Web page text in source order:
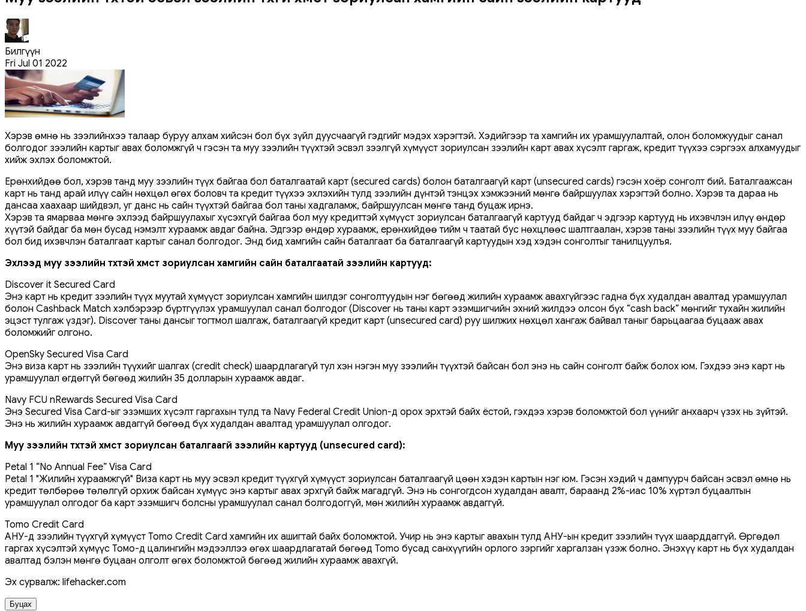
Билгүүн
Fri Jul 01 2022
Хэрэв өмнө нь зээлийнхээ талаар буруу алхам хийсэн бол бүх зүйл дуусчаагүй гэдгийг мэдэх хэрэгтэй. Хэдийгээр та хамгийн их урамшуулалтай, олон боломжуудыг санал
болгодог зээлийн картыг авах боломжгүй ч гэсэн та муу зээлийн түүхтэй эсвэл зээлгүй хүмүүст зориулсан зээлийн карт авах хүсэлт гаргаж, кредит түүхээ сэргээх алхамуудыг
хийж эхлэх боломжтой.
Ерөнхийдөө бол, хэрэв танд муу зээлийн түүх байгаа бол баталгаатай карт (secured cards) болон баталгаагүй карт (unsecured cards) гэсэн хоёр сонголт бий. Баталгаажсан
карт нь танд арай илүү сайн нөхцөл өгөх боловч та кредит түүхээ эхлэхийн тулд зээлийн дүнтэй тэнцэх хэмжээний мөнгө байршуулах хэрэгтэй болно. Хэрэв та дараа нь
дансаа хаахаар шийдвэл, уг данс нь сайн түүхтэй байгаа бол таны хадгаламж, байршуулсан мөнгө танд буцаж ирнэ.
Хэрэв та ямарваа мөнгө эхлээд байршуулахыг хүсэхгүй байгаа бол муу кредиттэй хүмүүст зориулсан баталгаагүй картууд байдаг ч эдгээр картууд нь ихэвчлэн илүү өндөр
хүүтэй байдаг ба мөн бусад нэмэлт хураамж авдаг байна. Эдгээр өндөр хураамж, ерөнхийдөө тийм ч таатай бус нөхцлөөс шалтгаалан, хэрэв таны зээлийн түүх муу байгаа
бол бид ихэвчлэн баталгаат картыг санал болгодог. Энд бид хамгийн сайн баталгаат ба баталгаагүй картуудын хэд хэдэн сонголтыг танилцуулъя.
Эхлээд муу зээлийн түүхтэй хүмүүст зориулсан хамгийн сайн баталгаатай зээлийн картууд:
Discover it Secured Card
Энэ карт нь кредит зээлийн түүх муутай хүмүүст зориулсан хамгийн шилдэг сонголтуудын нэг бөгөөд жилийн хураамж авахгүйгээс гадна бүх худалдан авалтад урамшуулал
болон Cashback Match хэлбэрээр бүртгүүлэх урамшуулал санал болгодог (Discover нь таны карт эзэмшигчийн эхний жилдээ олсон бүх “cash back” мөнгийг тухайн жилийн
эцэст тулгаж үздэг). Discover таны дансыг тогтмол шалгаж, баталгаагүй кредит карт (unsecured card) руу шилжих нөхцөл хангаж байвал таныг барьцаагаа буцааж авах
боломжийг олгоно.
OpenSky Secured Visa Card
Энэ виза карт нь зээлийн түүхийг шалгах (credit check) шаардлагагүй тул хэн нэгэн муу зээлийн түүхтэй байсан бол энэ нь сайн сонголт байж болох юм. Гэхдээ энэ карт нь
урамшуулал өгдөггүй бөгөөд жилийн 35 долларын хураамж авдаг.
Navy FCU nRewards Secured Visa Card
Энэ Secured Visa Card-ыг эзэмших хүсэлт гаргахын тулд та Navy Federal Credit Union-д орох эрхтэй байх ёстой, гэхдээ хэрэв боломжтой бол үүнийг анхаарч үзэх нь зүйтэй.
Энэ нь жилийн хураамж авдаггүй бөгөөд бүх худалдан авалтад урамшуулал олгодог.
Муу зээлийн түүхтэй хүмүүст зориулсан баталгаагүй зээлийн картууд (unsecured card):
Petal 1 “No Annual Fee” Visa Card
Petal 1 "Жилийн хураамжгүй" Виза карт нь муу эсвэл кредит түүхгүй хүмүүст зориулсан баталгаагүй цөөн хэдэн картын нэг юм. Гэсэн хэдий ч дампуурч байсан эсвэл өмнө нь
кредит төлбөрөө төлөлгүй орхиж байсан хүмүүс энэ картыг авах эрхгүй байж магадгүй. Энэ нь сонгогдсон худалдан авалт, бараанд 2%-иас 10% хүртэл буцаалтын
урамшуулал олгодог ба карт эзэмшигч болсны урамшуулал санал болгодоггүй, мөн жилийн хураамж авдаггүй.
Tomo Credit Card
АНУ-д зээлийн түүхгүй хүмүүст Tomo Credit Card хамгийн их ашигтай байх боломжтой. Учир нь энэ картыг авахын тулд АНУ-ын кредит зээлийн түүх шаарддаггүй. Өргөдөл
гаргах хүсэлтэй хүмүүс Томо-д цалингийн мэдээллээ өгөх шаардлагатай бөгөөд Tomo бусад санхүүгийн орлого зэргийг харгалзан үзэж болно. Энэхүү карт нь бүх худалдан
авалтад бэлэн мөнгө буцаан олголт өгөх боломжтой бөгөөд жилийн хураамж авахгүй.
Эх сурвалж: lifehacker.com
Буцах